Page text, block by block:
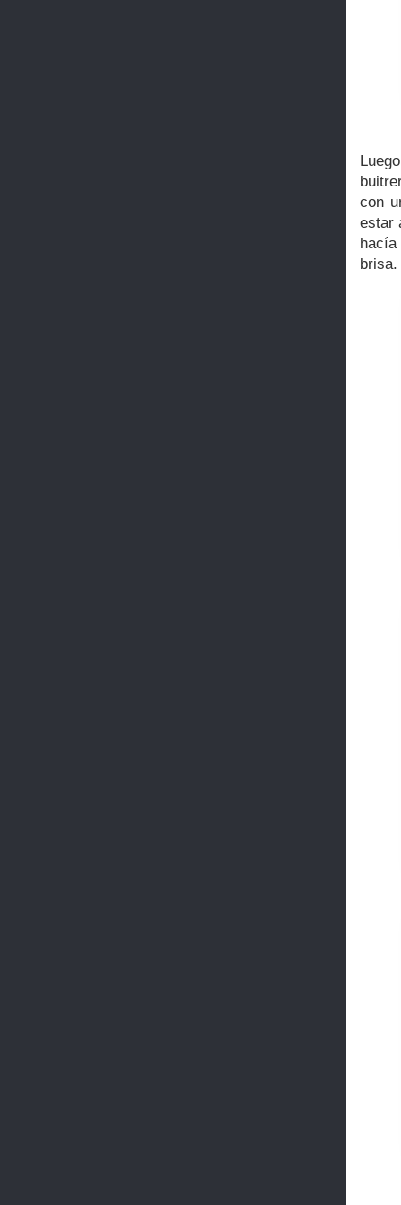
con
estar
brisa.